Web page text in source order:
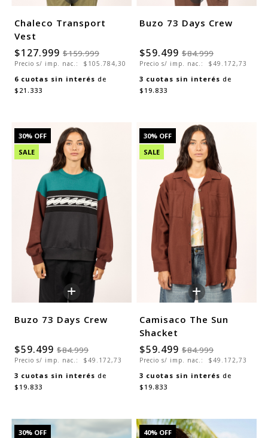
Chaleco Transport
Vest
$127.999 $159.999
Precio s/ imp. nac.: $105.784,30
6 cuotas sin interés de
$21.333
Buzo 73 Days Crew
$59.499 $84.999
Precio s/ imp. nac.: $49.172,73
3 cuotas sin interés de
$19.833
30% OFF
SALE
+
Buzo 73 Days Crew
$59.499 $84.999
Precio s/ imp. nac.: $49.172,73
3 cuotas sin interés de
$19.833
30% OFF
SALE
+
Camisaco The Sun
Shacket
$59.499 $84.999
Precio s/ imp. nac.: $49.172,73
3 cuotas sin interés de
$19.833
30% OFF
40% OFF